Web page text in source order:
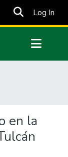
Log In
en la